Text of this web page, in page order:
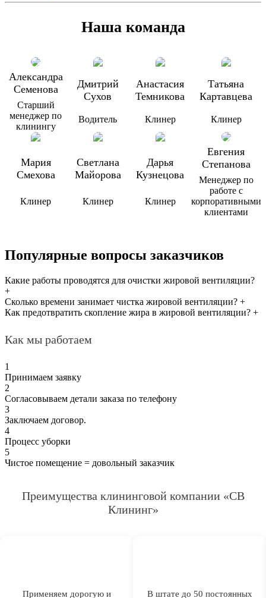
Наша команда
Александра
Семенова
Старший
менеджер по
клинингу
Дмитрий
Сухов
Водитель
Анастасия
Темникова
Клинер
Татьяна
Картавцева
Клинер
Мария
Смехова
Клинер
Светлана
Майорова
Клинер
Дарья
Кузнецова
Клинер
Евгения
Степанова
Менеджер по
работе с
корпоративными
клиентами
Популярные вопросы заказчиков
Какие работы проводятся для очистки жировой вентиляции?
+
Сколько времени занимает чистка жировой вентиляции? +
Как предотвратить скопление жира в жировой вентиляции? +
Как мы работаем
1
Принимаем заявку
2
Согласовываем детали заказа по телефону
3
Заключаем договор.
4
Процесс уборки
5
Чистое помещение = довольный заказчик
Преимущества клининговой компании «СВ
Клининг»
Применяем дорогую и
В штате до 50 постоянных